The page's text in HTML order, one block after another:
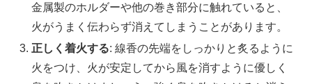
金属製のホルダーや他の巻き部分に触れていると、
火がうまく伝わらず消えてしまうことがあります。
正しく着火する: 線香の先端をしっかりと炙るように
火をつけ、火が安定してから風を消すように優しく